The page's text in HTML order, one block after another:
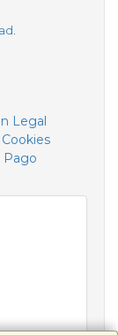
Legal
Pago